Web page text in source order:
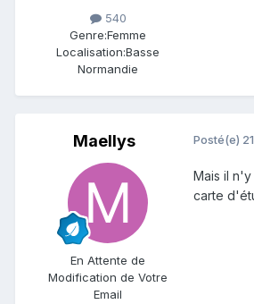
540
Genre:Femme
Localisation:Basse
Normandie
Maellys
En Attente de
Modification de Votre
Email
Posté(e)
Mais il
carte